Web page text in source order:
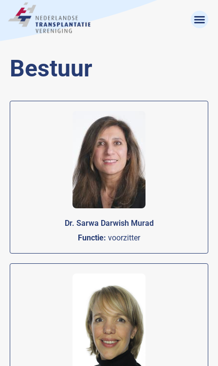
Bestuur
Dr. Sarwa Darwish Murad
Functie: voorzitter